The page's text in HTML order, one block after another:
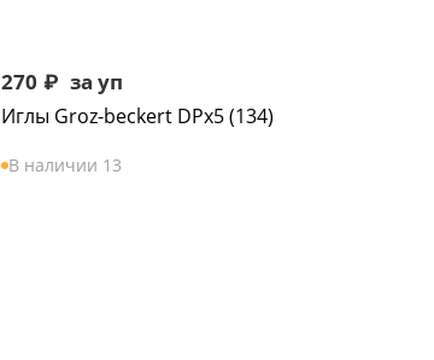
270 ₽ за уп
Иглы Groz-beckert DPx5 (134)
В наличии 13